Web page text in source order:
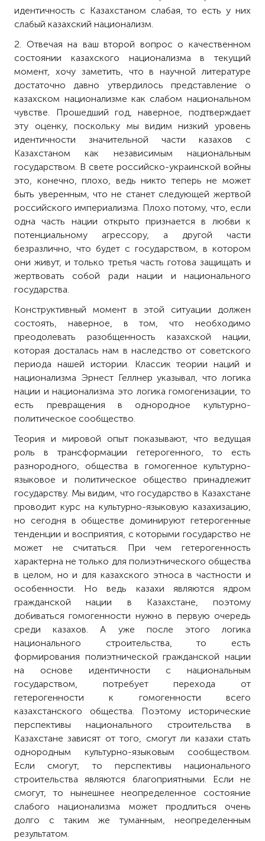
идентичность с Казахстаном слабая, то есть у них
слабый казахский национализм.
2. Отвечая на ваш второй вопрос о качественном
состоянии казахского национализма в текущий
момент, хочу заметить, что в научной литературе
достаточно давно утвердилось представление о
казахском национализме как слабом национальном
чувстве. Прошедший год, наверное, подтверждает
эту оценку, поскольку мы видим низкий уровень
идентичности значительной части казахов с
Казахстаном как независимым национальным
государством. В свете российско-украинской войны
это, конечно, плохо, ведь никто теперь не может
быть уверенным, что не станет следующей жертвой
российского империализма. Плохо потому, что, если
одна часть нации открыто признается в любви к
потенциальному агрессору, а другой части
безразлично, что будет с государством, в котором
они живут, и только третья часть готова защищать и
жертвовать собой ради нации и национального
государства.
Конструктивный момент в этой ситуации должен
состоять, наверное, в том, что необходимо
преодолевать разобщенность казахской нации,
которая досталась нам в наследство от советского
периода нашей истории. Классик теории наций и
национализма Эрнест Геллнер указывал, что логика
нации и национализма это логика гомогенизации, то
есть превращения в однородное культурно-
политическое сообщество.
Теория и мировой опыт показывают, что ведущая
роль в трансформации гетерогенного, то есть
разнородного, общества в гомогенное культурно-
языковое и политическое общество принадлежит
государству. Мы видим, что государство в Казахстане
проводит курс на культурно-языковую казахизацию,
но сегодня в обществе доминируют гетерогенные
тенденции и восприятия, с которыми государство не
может не считаться. При чем гетерогенность
характерна не только для полиэтнического общества
в целом, но и для казахского этноса в частности и
особенности. Но ведь казахи являются ядром
гражданской нации в Казахстане, поэтому
добиваться гомогенности нужно в первую очередь
среди казахов. А уже после этого логика
национального строительства, то есть
формирования полиэтнической гражданской нации
на основе идентичности с национальным
государством, потребует перехода от
гетерогенности к гомогенности всего
казахстанского общества. Поэтому исторические
перспективы национального строительства в
Казахстане зависят от того, смогут ли казахи стать
однородным культурно-языковым сообществом.
Если смогут, то перспективы национального
строительства являются благоприятными. Если не
смогут, то нынешнее неопределенное состояние
слабого национализма может продлиться очень
долго с таким же туманным, неопределенным
результатом.